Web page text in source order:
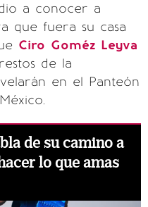
a conocer a
que fuera su casa
Ciro Goméz Leyva
de la
en el Panteón
de su camino a
lo que amas